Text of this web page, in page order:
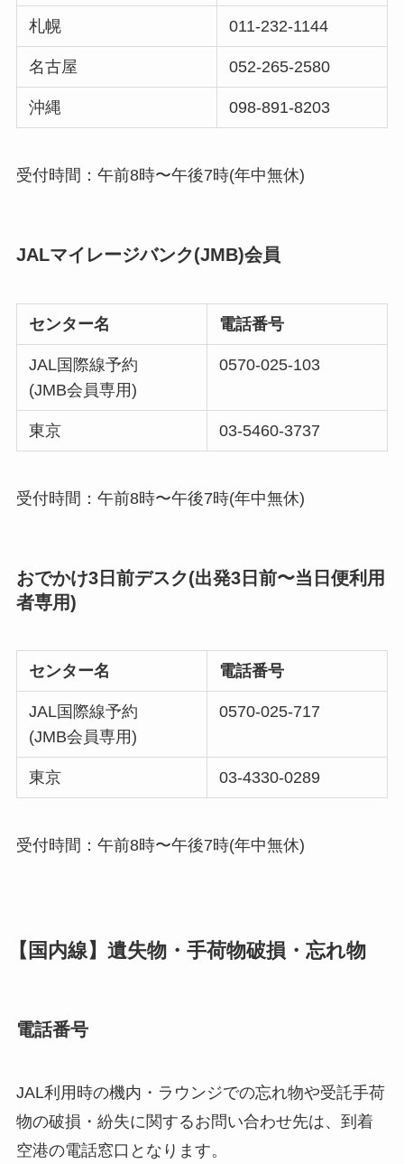
札幌 011-232-1144
名古屋 052-265-2580
沖縄 098-891-8203
受付時間：午前8時〜午後7時(年中無休)
JALマイレージバンク(JMB)会員
センター名 電話番号
JAL国際線予約
(JMB会員専用)
0570-025-103
東京 03-5460-3737
受付時間：午前8時〜午後7時(年中無休)
おでかけ3日前デスク(出発3日前〜当日便利用
者専用)
センター名 電話番号
JAL国際線予約
(JMB会員専用)
0570-025-717
東京 03-4330-0289
受付時間：午前8時〜午後7時(年中無休)
【国内線】遺失物・手荷物破損・忘れ物
電話番号
JAL利用時の機内・ラウンジでの忘れ物や受託手荷
物の破損・紛失に関するお問い合わせ先は、到着
空港の電話窓口となります。